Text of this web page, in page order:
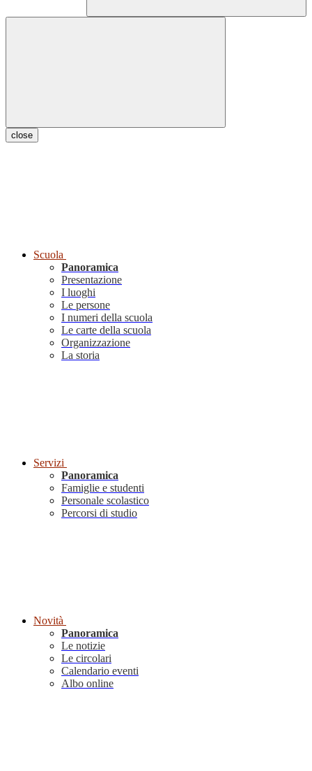
close
Scuola
Panoramica
Presentazione
I luoghi
Le persone
I numeri della scuola
Le carte della scuola
Organizzazione
La storia
Servizi
Panoramica
Famiglie e studenti
Personale scolastico
Percorsi di studio
Novità
Panoramica
Le notizie
Le circolari
Calendario eventi
Albo online